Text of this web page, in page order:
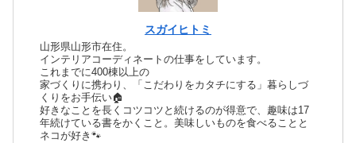
スガイヒトミ
山形県山形市在住。
インテリアコーディネートの仕事をしています。
これまでに400棟以上の
家づくりに携わり、「こだわりをカタチにする」暮らしづ
くりをお手伝い🏠
好きなことを長くコツコツと続けるのが得意で、趣味は17
年続けている書をかくこと。美味しいものを食べることと
ネコが好き🐾